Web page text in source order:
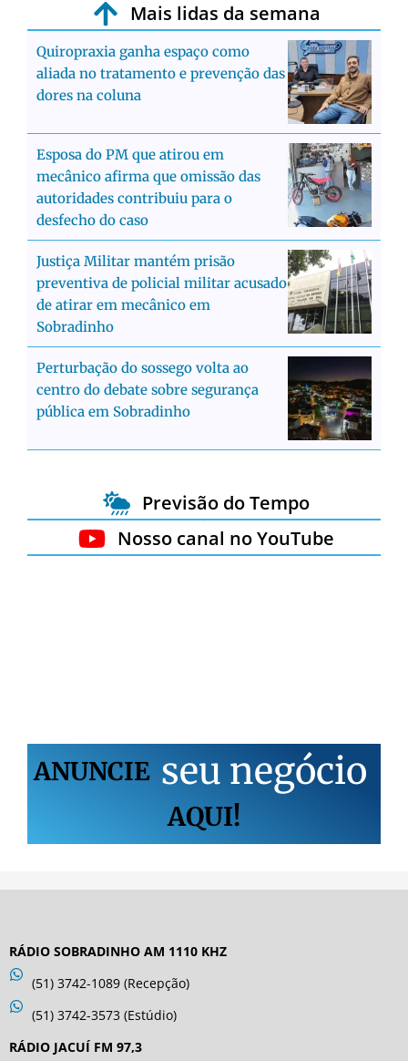
Mais lidas da semana
Quiropraxia ganha espaço como
aliada no tratamento e prevenção das
dores na coluna
Esposa do PM que atirou em
mecânico afirma que omissão das
autoridades contribuiu para o
desfecho do caso
Justiça Militar mantém prisão
preventiva de policial militar acusado
de atirar em mecânico em
Sobradinho
Perturbação do sossego volta ao
centro do debate sobre segurança
pública em Sobradinho
Previsão do Tempo
Nosso canal no YouTube
ANUNCIE seu negócio
AQUI!
RÁDIO SOBRADINHO AM 1110 KHZ
(51) 3742-1089 (Recepção)
(51) 3742-3573 (Estúdio)
RÁDIO JACUÍ FM 97,3